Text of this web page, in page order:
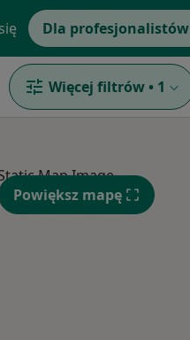
Dla profesjonalistów
Więcej filtrów • 1
Powiększ mapę